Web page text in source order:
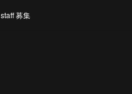
staff 募集